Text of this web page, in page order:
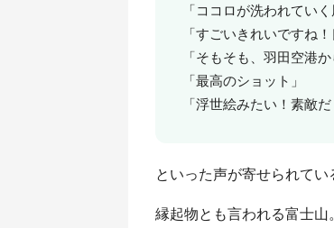
「ココロが洗われてい
「すごいきれいですね
「そもそも、羽田空港
「最高のショット」
「浮世絵みたい！素敵だ
といった声が寄せられてい
縁起物とも言われる富士山